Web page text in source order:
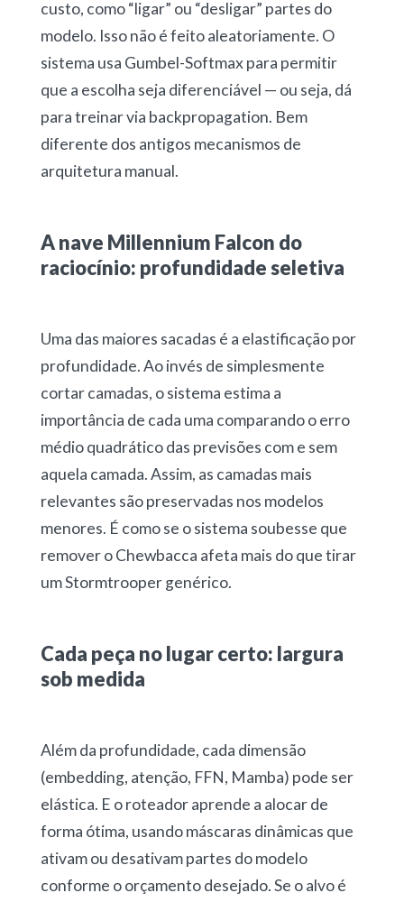
custo, como “ligar” ou “desligar” partes do
modelo. Isso não é feito aleatoriamente. O
sistema usa Gumbel-Softmax para permitir
que a escolha seja diferenciável — ou seja, dá
para treinar via backpropagation. Bem
diferente dos antigos mecanismos de
arquitetura manual.
A nave Millennium Falcon do
raciocínio: profundidade seletiva
Uma das maiores sacadas é a elastificação por
profundidade. Ao invés de simplesmente
cortar camadas, o sistema estima a
importância de cada uma comparando o erro
médio quadrático das previsões com e sem
aquela camada. Assim, as camadas mais
relevantes são preservadas nos modelos
menores. É como se o sistema soubesse que
remover o Chewbacca afeta mais do que tirar
um Stormtrooper genérico.
Cada peça no lugar certo: largura
sob medida
Além da profundidade, cada dimensão
(embedding, atenção, FFN, Mamba) pode ser
elástica. E o roteador aprende a alocar de
forma ótima, usando máscaras dinâmicas que
ativam ou desativam partes do modelo
conforme o orçamento desejado. Se o alvo é